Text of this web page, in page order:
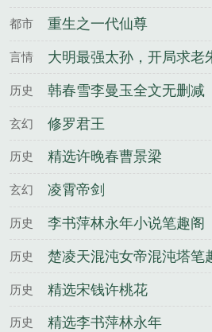
都市 重生之一代仙尊
言情 大明最强太孙，开局求老
历史 韩春雪李曼玉全文无删减
玄幻 修罗君王
历史 精选许晚春曹景梁
玄幻 凌霄帝剑
历史 李书萍林永年小说笔趣阁
历史 楚凌天混沌女帝混沌塔笔
历史 精选宋钱许桃花
历史 精选李书萍林永年